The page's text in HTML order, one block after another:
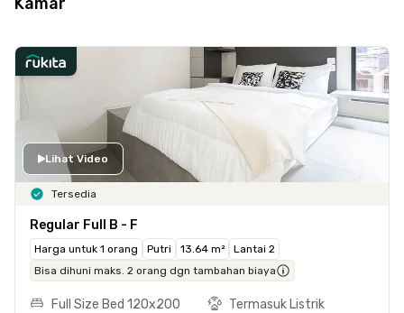
Lihat Video
Tersedia
Regular Full B - F
Harga untuk 1 orang Putri 13.64 m²
Lantai 2
Bisa dihuni maks. 2 orang dgn tambahan biaya
Full Size Bed 120x200
Termasuk Listrik